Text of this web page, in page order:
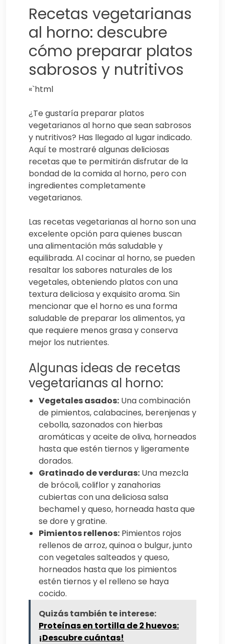
Recetas vegetarianas
al horno: descubre
cómo preparar platos
sabrosos y nutritivos
«`html
¿Te gustaría preparar platos
vegetarianos al horno que sean sabrosos
y nutritivos? Has llegado al lugar indicado.
Aquí te mostraré algunas deliciosas
recetas que te permitirán disfrutar de la
bondad de la comida al horno, pero con
ingredientes completamente
vegetarianos.
Las recetas vegetarianas al horno son una
excelente opción para quienes buscan
una alimentación más saludable y
equilibrada. Al cocinar al horno, se pueden
resaltar los sabores naturales de los
vegetales, obteniendo platos con una
textura deliciosa y exquisito aroma. Sin
mencionar que el horno es una forma
saludable de preparar los alimentos, ya
que requiere menos grasa y conserva
mejor los nutrientes.
Algunas ideas de recetas
vegetarianas al horno:
Vegetales asados: Una combinación
de pimientos, calabacines, berenjenas y
cebolla, sazonados con hierbas
aromáticas y aceite de oliva, horneados
hasta que estén tiernos y ligeramente
dorados.
Gratinado de verduras: Una mezcla
de brócoli, coliflor y zanahorias
cubiertas con una deliciosa salsa
bechamel y queso, horneada hasta que
se dore y gratine.
Pimientos rellenos: Pimientos rojos
rellenos de arroz, quinoa o bulgur, junto
con vegetales salteados y queso,
horneados hasta que los pimientos
estén tiernos y el relleno se haya
cocido.
Quizás también te interese:
Proteínas en tortilla de 2 huevos:
¡Descubre cuántas!